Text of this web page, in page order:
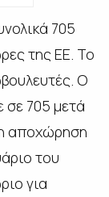
705
της ΕΕ. Το
Ο
705 μετά
αποχώρηση
του
για